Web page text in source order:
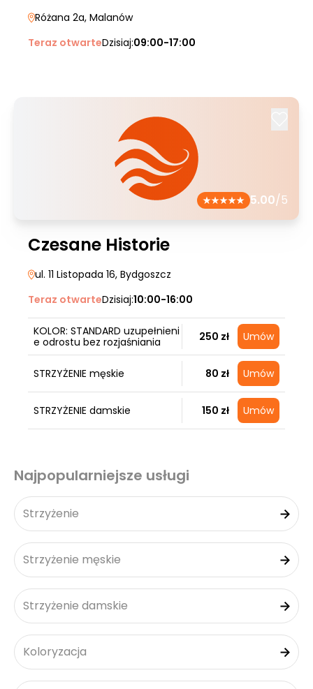
Różana 2a, Malanów
Teraz otwarteDzisiaj:09:00-17:00
5.00/5
Czesane Historie
ul. 11 Listopada 16, Bydgoszcz
Teraz otwarteDzisiaj:10:00-16:00
KOLOR: STANDARD uzupełnieni
e odrostu bez rozjaśniania
250 zł Umów
STRZYŻENIE męskie 80 zł Umów
STRZYŻENIE damskie 150 zł Umów
Najpopularniejsze usługi
Strzyżenie
Strzyżenie męskie
Strzyżenie damskie
Koloryzacja